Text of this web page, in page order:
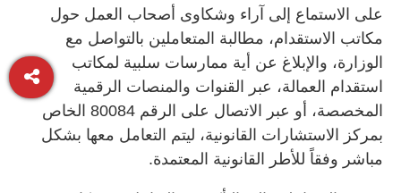
على الاستماع إلى آراء وشكاوى أصحاب العمل حول
مكاتب الاستقدام، مطالبة المتعاملين بالتواصل مع
الوزارة، والإبلاغ عن أية ممارسات سلبية لمكاتب
استقدام العمالة، عبر القنوات والمنصات الرقمية
المخصصة، أو عبر الاتصال على الرقم 80084 الخاص
بمركز الاستشارات القانونية، ليتم التعامل معها بشكل
مباشر وفقاً للأطر القانونية المعتمدة.